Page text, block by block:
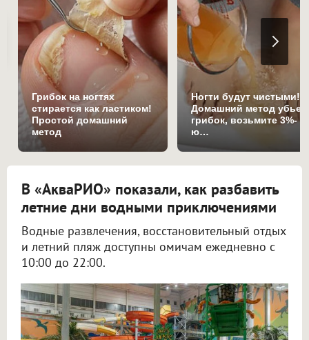
Грибок на ногтях
стирается как ластиком!
Простой домашний
метод
Ногти будут чистыми!
Домашний метод убьет
грибок, возьмите 3%-
ю…
В «АкваРИО» показали, как разбавить
летние дни водными приключениями
Водные развлечения, восстановительный отдых
и летний пляж доступны омичам ежедневно с
10:00 до 22:00.